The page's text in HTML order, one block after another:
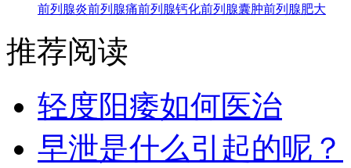
前列腺炎前列腺痛前列腺钙化前列腺囊肿前列腺肥大
推荐阅读
轻度阳痿如何医治
早泄是什么引起的呢？